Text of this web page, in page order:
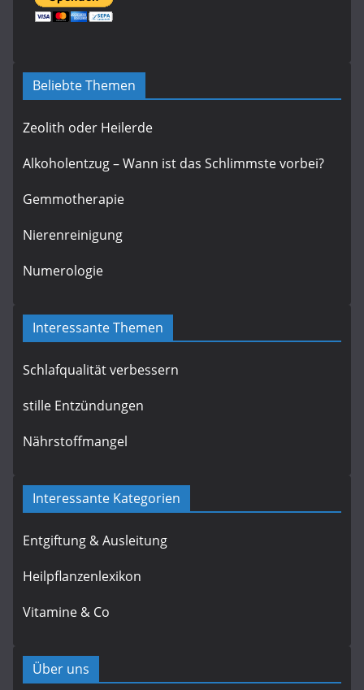
Beliebte Themen
Zeolith oder Heilerde
Alkoholentzug – Wann ist das Schlimmste vorbei?
Gemmotherapie
Nierenreinigung
Numerologie
Interessante Themen
Schlafqualität verbessern
stille Entzündungen
Nährstoffmangel
Interessante Kategorien
Entgiftung & Ausleitung
Heilpflanzenlexikon
Vitamine & Co
Über uns